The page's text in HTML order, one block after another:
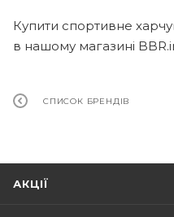
Купити спортивне
в нашому магазині
СПИСОК БРЕНДІВ
АКЦІЇ